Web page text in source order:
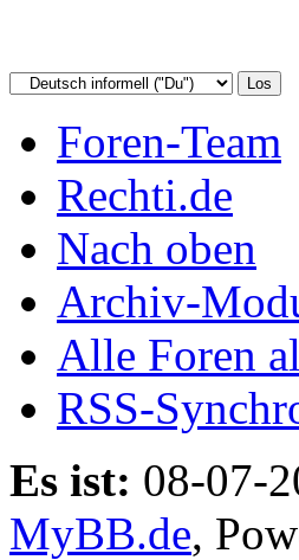
Foren-Team
Rechti.de
Nach oben
Archiv-
Alle Foren
RSS-
Es ist: 08-07-
MyBB.de,